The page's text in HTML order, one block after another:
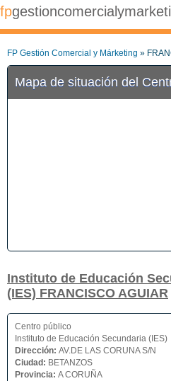
fp
FP Gestión Comercial y Márketing »
Mapa de situación del
Instituto de Educación
(IES) FRANCISCO AGUIAR
Centro público
Instituto de Educación Secundaria (IES)
Dirección: AV.DE LAS CORUNA S/N
Ciudad: BETANZOS
Provincia: A CORUÑA